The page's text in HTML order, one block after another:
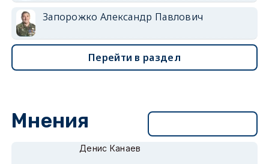
Запорожко Александр Павлович
Перейти в раздел
Мнения
Денис Канаев